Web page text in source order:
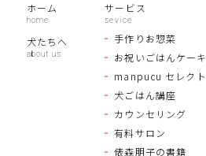
ホーム
犬たちへ
サービス
手作りお惣菜
お祝いごはんケーキ
manpucu セレクト
犬ごはん講座
カウンセリング
有料サロン
俵森朋子の書籍